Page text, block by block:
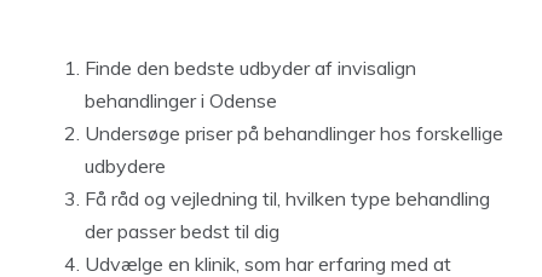
Finde den bedste udbyder af invisalign
behandlinger i Odense
Undersøge priser på behandlinger hos forskellige
udbydere
Få råd og vejledning til, hvilken type behandling
der passer bedst til dig
Udvælge en klinik, som har erfaring med at